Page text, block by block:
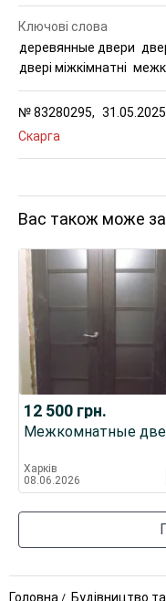
№83280295,
Скарга
Ключові слова
деревянные двери
двері міжкімнатні
Вас також може
12 500 грн.
Межкомнатные
Харків
08.06.2026
Головна Будівництво